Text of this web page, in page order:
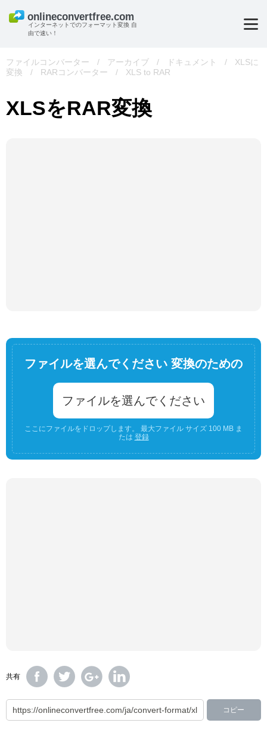
インターネットでのフォーマット変換 自
由で速い！
ファイルコンバーター / アーカイブ / ドキュメント /
XLSに
変換
/ RARコンバーター / XLS to RAR
XLSをRAR変換
ファイルを選んでください 変換のための
ファイルを選んでください
ここにファイルをドロップします。 最大ファイル サイズ 100 MB ま
たは 登録
共有
コピー